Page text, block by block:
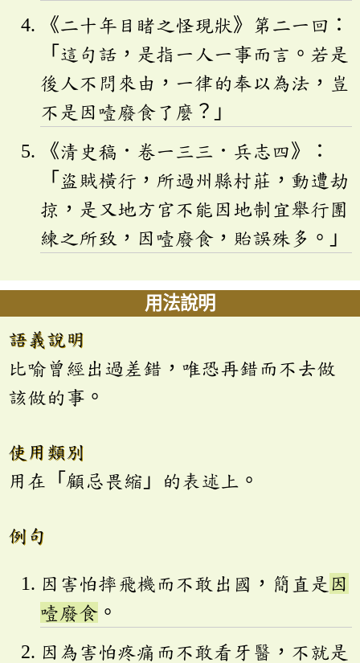
《二十年目睹之怪現狀》第二一回：
「這句話，是指一人一事而言。若是
後人不問來由，一律的奉以為法，豈
不是因噎廢食了麼？」
《清史稿．卷一三三．兵志四》：
「盜賊橫行，所過州縣村莊，動遭劫
掠，是又地方官不能因地制宜舉行團
練之所致，因噎廢食，貽誤殊多。」
用法說明
語義說明
比喻曾經出過差錯，唯恐再錯而不去做
該做的事。
使用類別
用在「顧忌畏縮」的表述上。
例句
因害怕摔飛機而不敢出國，簡直是 因
噎廢食 。
因為害怕疼痛而不敢看牙醫，不就是